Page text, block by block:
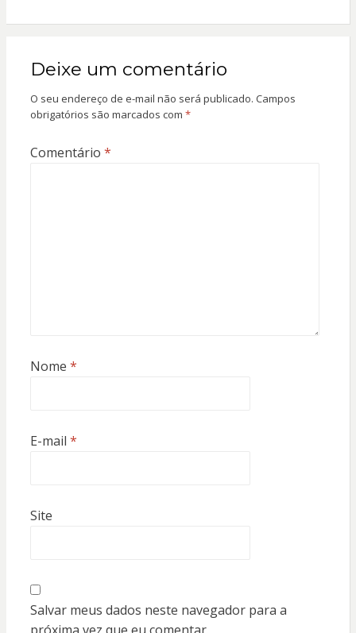
Deixe um comentário
O seu endereço de e-mail não será publicado. Campos
obrigatórios são marcados com *
Comentário *
Nome *
E-mail *
Site
Salvar meus dados neste navegador para a